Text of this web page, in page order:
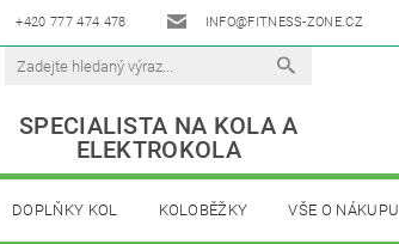
+420 777 474 478 INFO@FITNESS-ZONE.CZ
SPECIALISTA NA KOLA A
ELEKTROKOLA
DOPLŇKY KOL KOLOBĚŽKY VŠE O NÁKUPU